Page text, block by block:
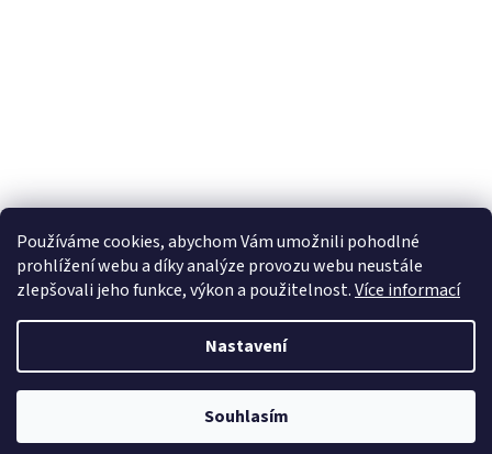
Používáme cookies, abychom Vám umožnili pohodlné
prohlížení webu a díky analýze provozu webu neustále
zlepšovali jeho funkce, výkon a použitelnost.Více informací
Nastavení
Souhlasím